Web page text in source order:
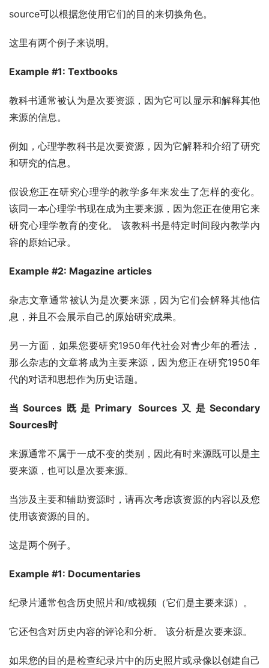
source可以根据您使用它们的目的来切换角色。
这里有两个例子来说明。
Example #1: Textbooks
教科书通常被认为是次要资源，因为它可以显示和解释其他
来源的信息。
例如，心理学教科书是次要资源，因为它解释和介绍了研究
和研究的信息。
假设您正在研究心理学的教学多年来发生了怎样的变化。
该同一本心理学书现在成为主要来源，因为您正在使用它来
研究心理学教育的变化。 该教科书是特定时间段内教学内
容的原始记录。
Example #2: Magazine articles
杂志文章通常被认为是次要来源，因为它们会解释其他信
息，并且不会展示自己的原始研究成果。
另一方面，如果您要研究1950年代社会对青少年的看法，
那么杂志的文章将成为主要来源，因为您正在研究1950年
代的对话和思想作为历史话题。
当Sources既是Primary Sources又是Secondary
Sources时
来源通常不属于一成不变的类别，因此有时来源既可以是主
要来源，也可以是次要来源。
当涉及主要和辅助资源时，请再次考虑该资源的内容以及您
使用该资源的目的。
这是两个例子。
Example #1: Documentaries
纪录片通常包含历史照片和/或视频（它们是主要来源）。
它还包含对历史内容的评论和分析。 该分析是次要来源。
如果您的目的是检查纪录片中的历史照片或录像以创建自己